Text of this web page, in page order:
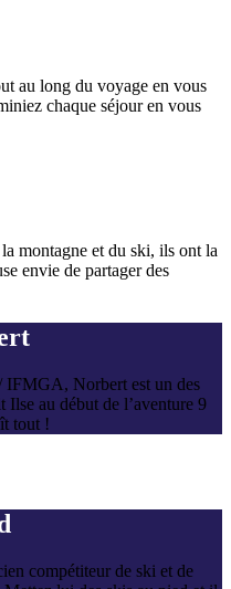
au long du voyage en vous
chaque séjour en vous
montagne et du ski, ils ont la
envie de partager des
Norbert est un des
Ilse au début de l’aventure 9
tout !
compétiteur de ski et de